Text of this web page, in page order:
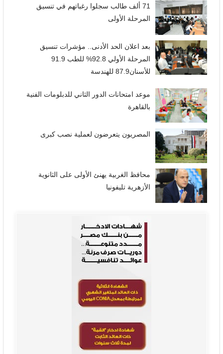
71 ألف طالب سجلوا رغباتهم في تنسيق
المرحلة الأولى
بعد اعلان الحد الأدنى.. مؤشرات تنسيق
المرحلة الأولي 92.8% للطب 91.9
للأسنان87.9 للهندسة
موعد امتحانات الدور الثاني للدبلومات الفنية
بالقاهرة
المصريون يتعرضون لعملية نصب كبرى
محافظ الغربية يهنئ الأولى على الثانوية
الأزهرية تليفونيا